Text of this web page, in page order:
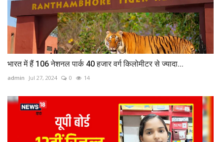
भारत में हैं 106 नेशनल पार्क 40 हजार वर्ग किलोमीटर से ज्यादा...
admin Jul 27, 2024 0 14